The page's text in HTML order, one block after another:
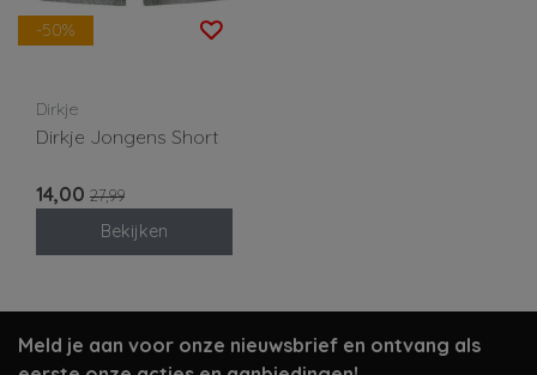
-50%
Dirkje
Dirkje Jongens Short
14,00 27,99
Bekijken
Meld je aan voor onze nieuwsbrief en ontvang als